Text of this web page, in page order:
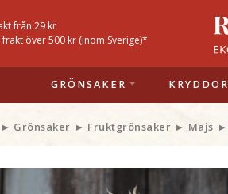
från 29 kr
frakt över 500 kr (inom Sverige)*
GRÖNSAKER KRYDDOR
Grönsaker Fruktgrönsaker Majs